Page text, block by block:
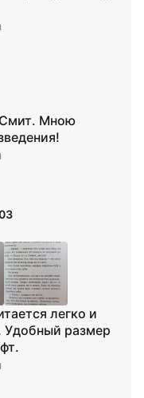
Мною
легко и
Удобный размер